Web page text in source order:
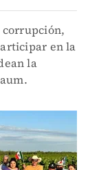
corrupción,
en la
la